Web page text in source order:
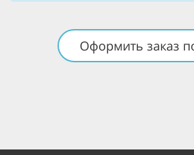
Оформить заказ